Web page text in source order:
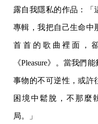
露自我隱私的作品：「
專輯，我把自己生命中
首首的歌曲裡面，
《Pleasure》。當我們
事物的不可逆性，或許
困境中鬆脫，不那麼
局。」